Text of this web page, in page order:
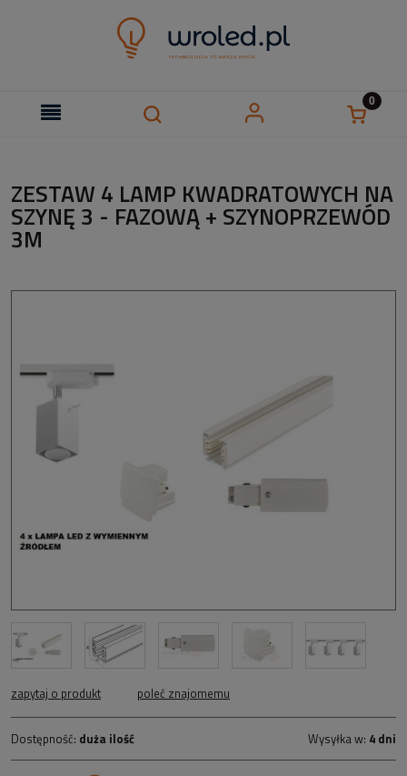
ZESTAW 4 LAMP KWADRATOWYCH NA
SZYNĘ 3 - FAZOWĄ + SZYNOPRZEWÓD
3M
zapytaj o produkt poleć znajomemu
Dostępność: duża ilość Wysyłka w: 4 dni